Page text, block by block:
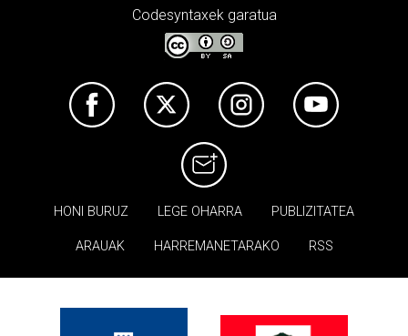
Codesyntaxek garatua
HONI BURUZ LEGE OHARRA PUBLIZITATEA
ARAUAK HARREMANETARAKO RSS